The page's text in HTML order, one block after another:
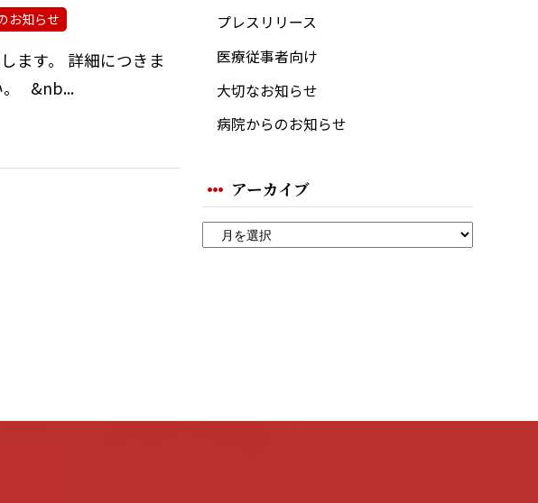
お知らせ
ます。 詳細につきま
。 &nb...
プレスリリース
医療従事者向け
大切なお知らせ
病院からのお知らせ
アーカイブ